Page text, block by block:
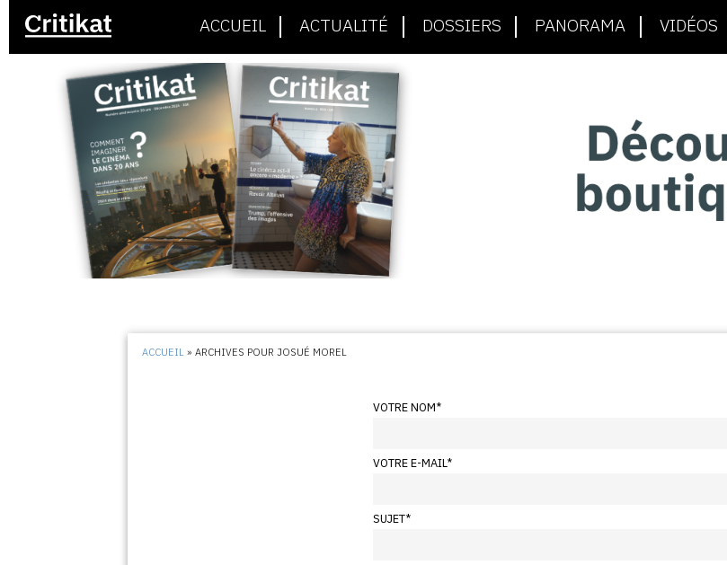
ACCUEIL ACTUALITÉ DOSSIERS PANORAMA VIDÉOS
ACCUEIL »ARCHIVES POUR JOSUÉ MOREL
VOTRE NOM*
VOTRE E-MAIL*
SUJET*